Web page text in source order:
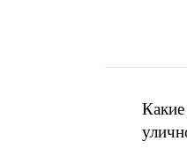
Есть
Написать
Отправить